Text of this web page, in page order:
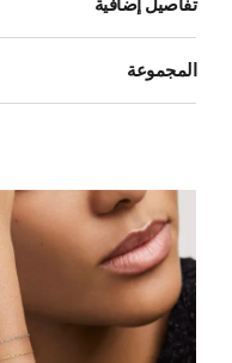
تفاصيل إضافية
المجموعة